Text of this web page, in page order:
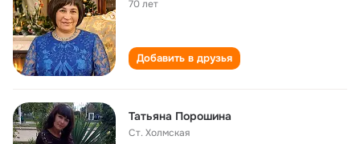
70 лет
Добавить в друзья
Татьяна Порошина
Ст. Холмская